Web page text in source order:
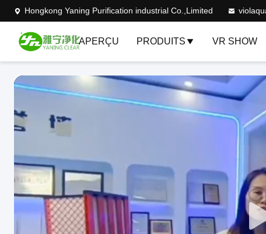
Hongkong Yaning Purification industrial Co.,Limited
APERÇU PRODUITS VR SHOW